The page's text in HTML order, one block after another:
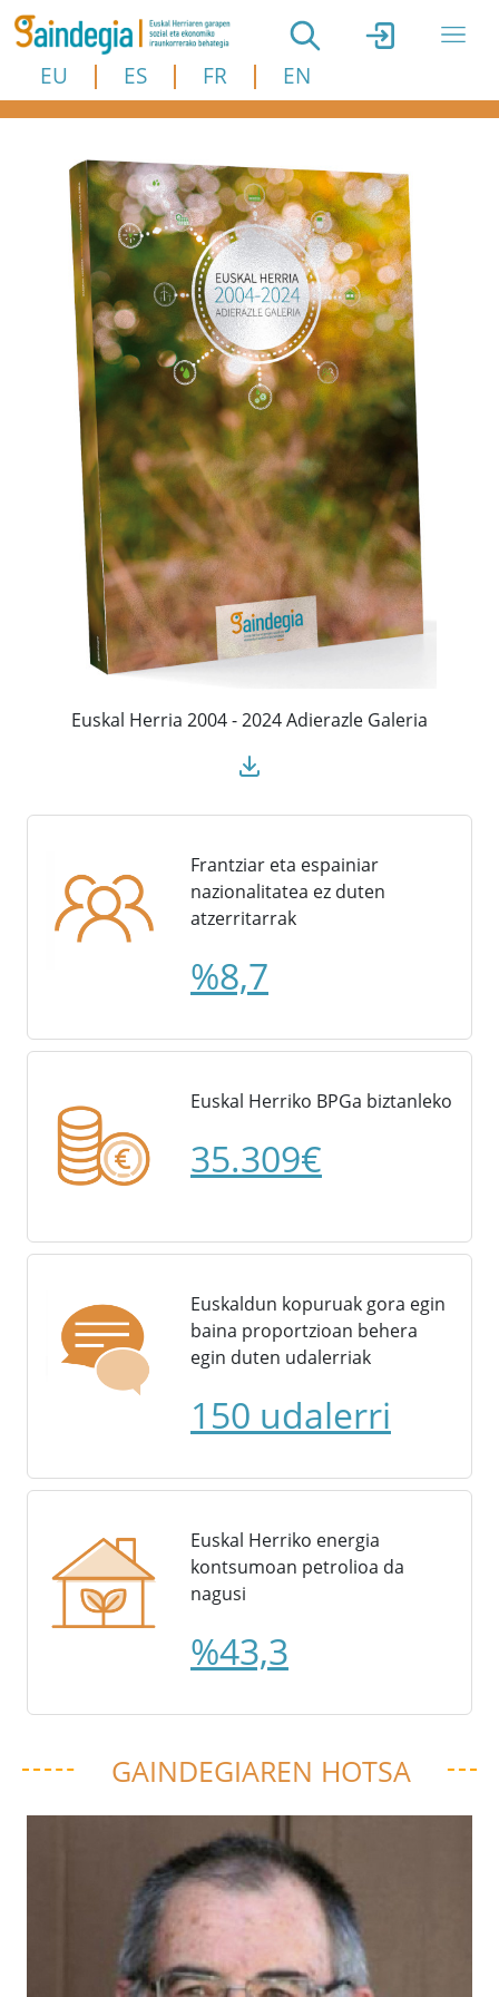
Skip to main content
EU ES FR EN
Euskal Herria 2004 - 2024 Adierazle Galeria
Frantziar eta espainiar
nazionalitatea ez duten
atzerritarrak
%8,7
Euskal Herriko BPGa biztanleko
35.309€
Euskaldun kopuruak gora egin
baina proportzioan behera
egin duten udalerriak
150 udalerri
Euskal Herriko energia
kontsumoan petrolioa da
nagusi
%43,3
GAINDEGIAREN HOTSA